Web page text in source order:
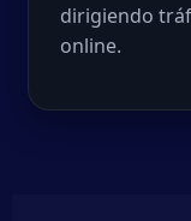
dirigiendo
online.